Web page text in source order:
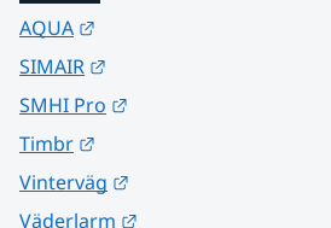
AQUA
SIMAIR
SMHI Pro
Timbr
Vinterväg
Väderlarm